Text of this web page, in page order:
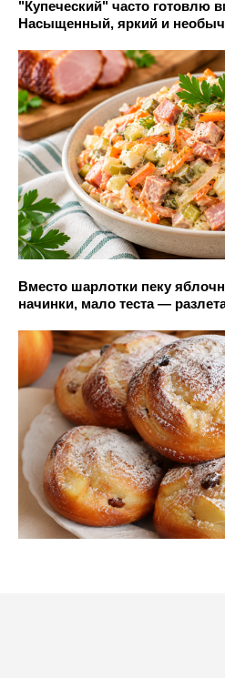
"Купеческий" часто готовлю
Насыщенный, яркий и
Вместо шарлотки пеку
начинки, мало теста —